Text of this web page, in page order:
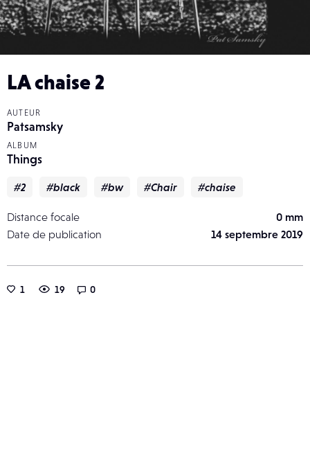
LA chaise 2
AUTEUR
Patsamsky
ALBUM
Things
#2 #black #bw #Chair #chaise
Distance focale
0 mm
Date de publication
14 septembre 2019
1 19 0